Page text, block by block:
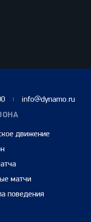
info@dynamo.ru
движение
матчи
поведения